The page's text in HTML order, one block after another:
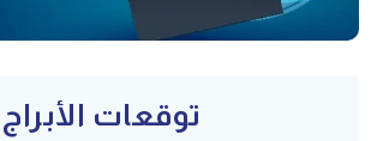
توقعات الأبراج